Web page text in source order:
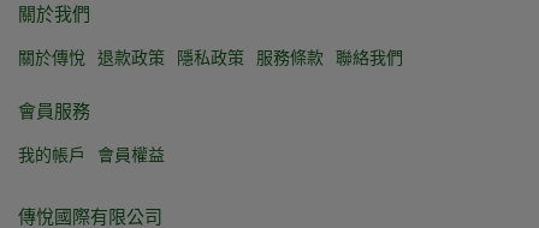
關於我們
關於傳悅 退款政策 隱私政策 服務條款 聯絡我們
會員服務
我的帳戶 會員權益
傳悅國際有限公司